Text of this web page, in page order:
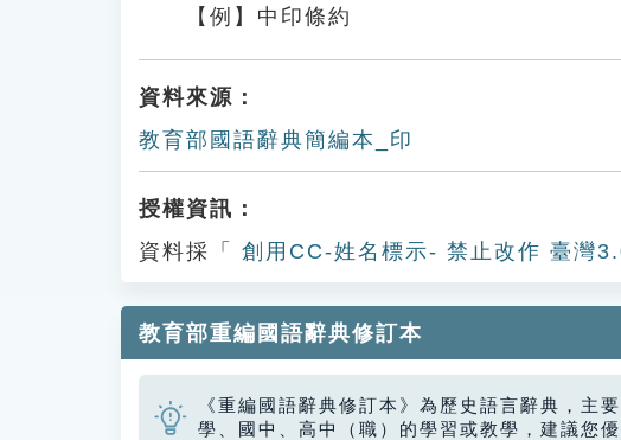
【例】中印條約
資料來源：
教育部國語辭典簡編本_印
授權資訊：
資料採「
創用CC-姓名標示- 禁止改作 臺灣
教育部重編國語辭典修訂本
《重編國語辭典修訂本》為歷史語言辭典，主
學、國中、高中（職）的學習或教學，建議您